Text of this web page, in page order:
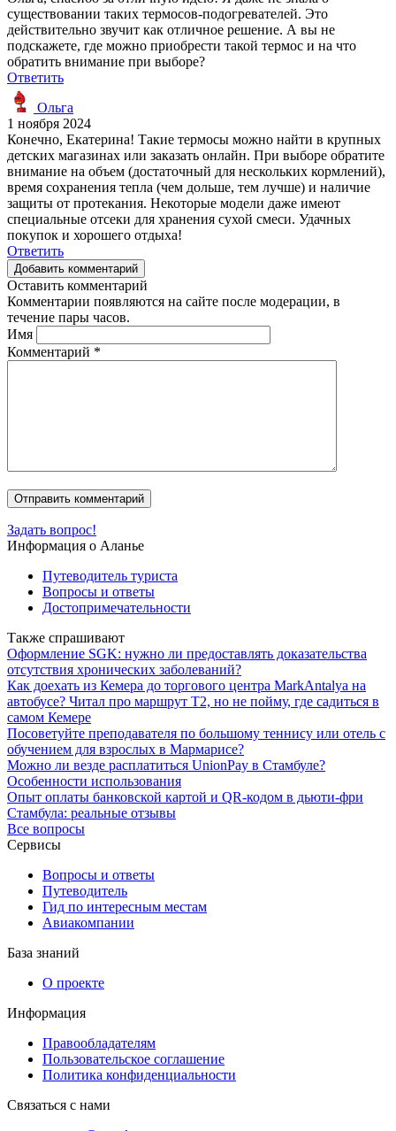
существовании таких термосов-подогревателей. Это
действительно звучит как отличное решение. А вы не
подскажете, где можно приобрести такой термос и на что
обратить внимание при выборе?
Ответить
Ольга
1 ноября 2024
Конечно, Екатерина! Такие термосы можно найти в крупных
детских магазинах или заказать онлайн. При выборе обратите
внимание на объем (достаточный для нескольких кормлений),
время сохранения тепла (чем дольше, тем лучше) и наличие
защиты от протекания. Некоторые модели даже имеют
специальные отсеки для хранения сухой смеси. Удачных
покупок и хорошего отдыха!
Ответить
Добавить комментарий
Оставить комментарий
Комментарии появляются на сайте после модерации, в
течение пары часов.
Имя
Комментарий *
Задать вопрос!
Информация о Аланье
Путеводитель туриста
Вопросы и ответы
Достопримечательности
Также спрашивают
Оформление SGK: нужно ли предоставлять доказательства
отсутствия хронических заболеваний?
Как доехать из Кемера до торгового центра MarkAntalya на
автобусе? Читал про маршрут T2, но не пойму, где садиться в
самом Кемере
Посоветуйте преподавателя по большому теннису или отель с
обучением для взрослых в Мармарисе?
Можно ли везде расплатиться UnionPay в Стамбуле?
Особенности использования
Опыт оплаты банковской картой и QR-кодом в дьюти-фри
Стамбула: реальные отзывы
Все вопросы
Сервисы
Вопросы и ответы
Путеводитель
Гид по интересным местам
Авиакомпании
База знаний
О проекте
Информация
Правообладателям
Пользовательское соглашение
Политика конфиденциальности
Связаться с нами